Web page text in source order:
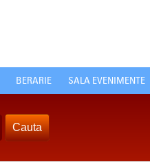
BERARIE SALA EVENIMENTE